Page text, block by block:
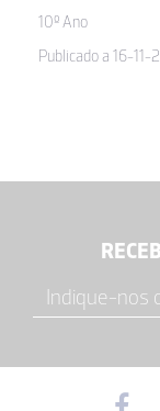
10º Ano
Publicado a 16-11-